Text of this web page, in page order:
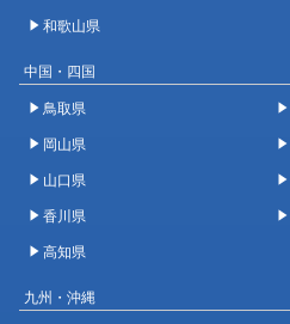
和歌山県
中国・四国
鳥取県
岡山県
山口県
香川県
高知県
九州・沖縄